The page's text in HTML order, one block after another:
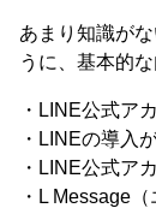
あまり知識が
うに、基本的
・LINE公式ア
・LINEの導入
・LINE公式ア
・L Message